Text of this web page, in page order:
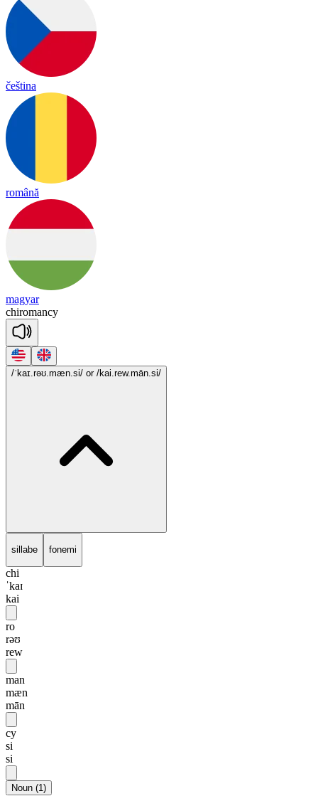
čeština
română
magyar
chiromancy
/ˈkaɪ.rəʊ.mæn.si/ or /kai.rew.mān.si/
sillabe fonemi
chi
ˈkaɪ
kai
ro
rəʊ
rew
man
mæn
mān
cy
si
si
Noun (1)